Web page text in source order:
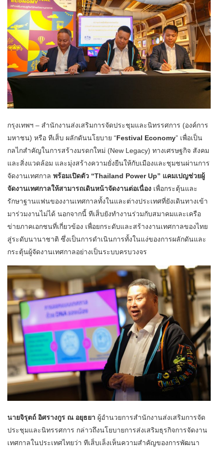
กรุงเทพฯ – สำนักงานส่งเสริมการจัดประชุมและนิทรรศการ (องค์การ
มหาชน) หรือ ทีเส็บ ผลักดันนโยบาย “Festival Economy” เพื่อเป็น
กลไกสำคัญในการสร้างมรดกใหม่ (New Legacy) ทางเศรษฐกิจ สังคม
และสิ่งแวดล้อม และมุ่งสร้างความยั่งยืนให้กับเมืองและชุมชนผ่านการ
จัดงานเทศกาล พร้อมเปิดตัว “Thailand Power Up” แคมเปญช่วยผู้
จัดงานเทศกาลให้สามารถเดินหน้าจัดงานต่อเนื่อง เพื่อกระตุ้นและ
รักษาฐานแฟนของงานเทศกาลทั้งในและต่างประเทศที่ยังเดินทางเข้า
มาร่วมงานไม่ได้ นอกจากนี้ ทีเส็บยังทำงานร่วมกับสมาคมและเครือ
ข่ายภาคเอกชนที่เกี่ยวข้อง เพื่อยกระดับและสร้างงานเทศกาลของไทย
สู่ระดับนานาชาติ ซึ่งเป็นการดำเนินการทั้งในแง่ของการผลักดันและ
กระตุ้นผู้จัดงานเทศกาลอย่างเป็นระบบครบวงจร
นายจิรุตถ์ อิศรางกูร ณ อยุธยา ผู้อำนวยการสำนักงานส่งเสริมการจัด
ประชุมและนิทรรศการ กล่าวถึงนโยบายการส่งเสริมธุรกิจการจัดงาน
เทศกาลในประเทศไทยว่า ทีเส็บเล็งเห็นความสำคัญของการพัฒนา